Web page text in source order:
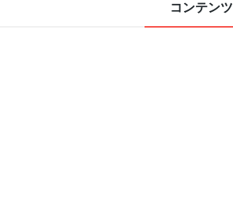
コンテンツ